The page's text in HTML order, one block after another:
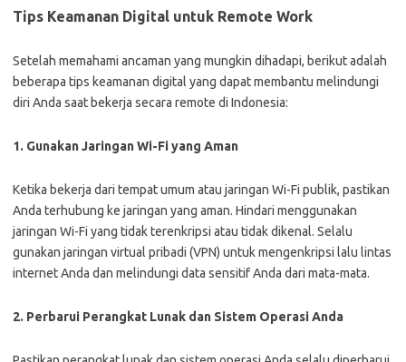
Tips Keamanan Digital untuk Remote Work
Setelah memahami ancaman yang mungkin dihadapi, berikut adalah
beberapa tips keamanan digital yang dapat membantu melindungi
diri Anda saat bekerja secara remote di Indonesia:
1. Gunakan Jaringan Wi-Fi yang Aman
Ketika bekerja dari tempat umum atau jaringan Wi-Fi publik, pastikan
Anda terhubung ke jaringan yang aman. Hindari menggunakan
jaringan Wi-Fi yang tidak terenkripsi atau tidak dikenal. Selalu
gunakan jaringan virtual pribadi (VPN) untuk mengenkripsi lalu lintas
internet Anda dan melindungi data sensitif Anda dari mata-mata.
2. Perbarui Perangkat Lunak dan Sistem Operasi Anda